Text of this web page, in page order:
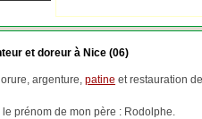
et doreur à Nice (06)
argenture, patine et restauration de
prénom de mon père : Rodolphe.